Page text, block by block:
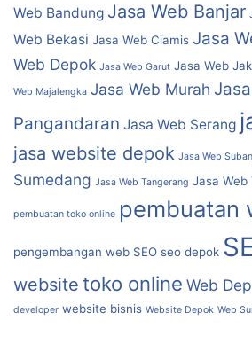
Web Bandung Jasa Web Banjar
Web Bekasi Jasa Web Ciamis Jasa
Web Depok Jasa Web Garut Jasa Web
Web Majalengka Jasa Web Murah
Pangandaran Jasa Web Serang
jasa website depok Jasa Web
Sumedang Jasa Web Tangerang Jasa Web
pembuatan toko online pembuatan
pengembangan web SEO seo depok
website toko online Web
developer website bisnis Website Depok Web